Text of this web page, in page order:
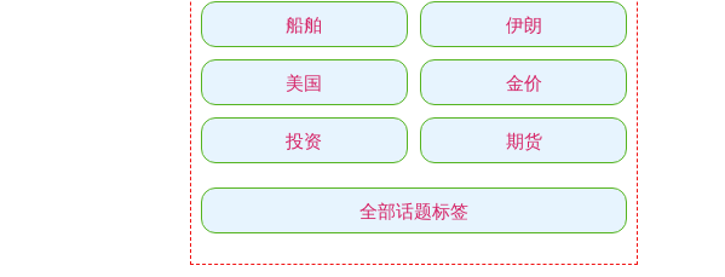
船舶 伊朗
美国 金价
投资 期货
全部话题标签